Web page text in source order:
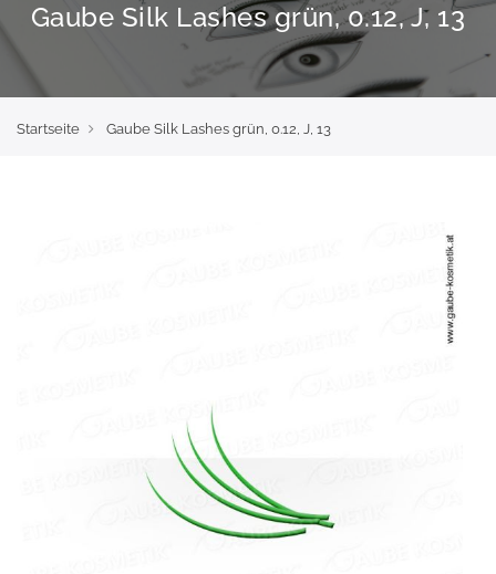
Gaube Silk Lashes grün, 0.12, J, 13
Startseite Gaube Silk Lashes grün, 0.12, J, 13